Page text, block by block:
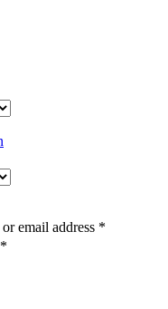
email address *
*